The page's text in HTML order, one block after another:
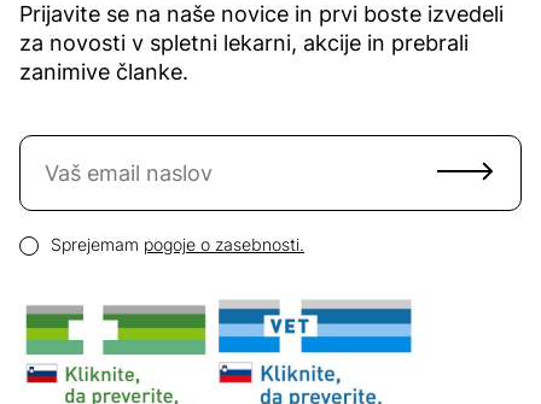
Prijavite se na naše novice in prvi boste izvedeli
za novosti v spletni lekarni, akcije in prebrali
zanimive članke.
Naročite se na novice
Pogoji zasebnosti
Sprejemam pogoje o zasebnosti.